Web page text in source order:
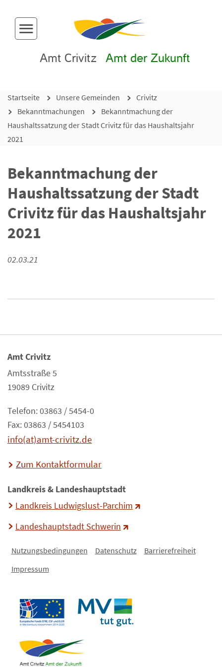
Menü-Button
Amt Crivitz Amt der Zukunft
Startseite Unsere Gemeinden
Crivitz
Bekanntmachungen
Bekanntmachung der
Haushaltssatzung der Stadt Crivitz für das Haushaltsjahr
2021
Bekanntmachung der
Haushaltssatzung der Stadt
Crivitz für das Haushaltsjahr
2021
02.03.21
Amt Crivitz
Amtsstraße 5
19089 Crivitz
Telefon: 03863 / 5454-0
Fax: 03863 / 5454103
info(at)amt-crivitz.de
Zum Kontaktformular
Landkreis & Landeshauptstadt
Landkreis Ludwigslust-Parchim
Landeshauptstadt Schwerin
Nutzungsbedingungen Datenschutz
Barrierefreiheit
Impressum